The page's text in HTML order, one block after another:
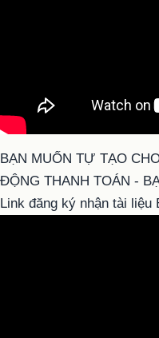
BẠN MUỐN TỰ TẠO
ĐỘNG THANH TOÁN -
Link đăng ký nhận tài liệu